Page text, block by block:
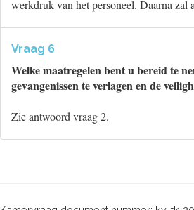
werkdruk van het personeel. Daarna zal
Vraag 6
Welke maatregelen bent u bereid te
gevangenissen te verlagen en de
Zie antwoord vraag 2.